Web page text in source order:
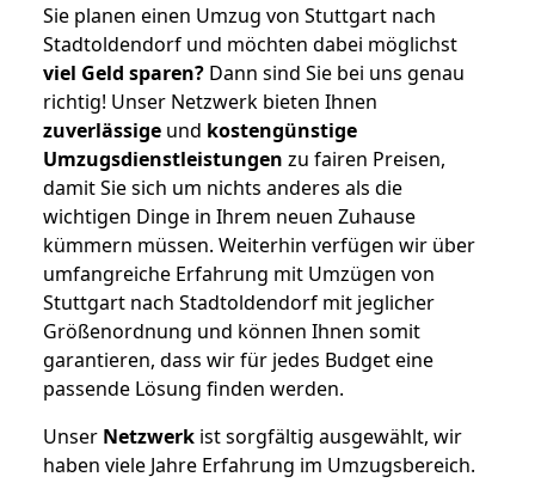
Sie planen einen Umzug von Stuttgart nach
Stadtoldendorf und möchten dabei möglichst
viel Geld sparen? Dann sind Sie bei uns genau
richtig! Unser Netzwerk bieten Ihnen
zuverlässige und kostengünstige
Umzugsdienstleistungen zu fairen Preisen,
damit Sie sich um nichts anderes als die
wichtigen Dinge in Ihrem neuen Zuhause
kümmern müssen. Weiterhin verfügen wir über
umfangreiche Erfahrung mit Umzügen von
Stuttgart nach Stadtoldendorf mit jeglicher
Größenordnung und können Ihnen somit
garantieren, dass wir für jedes Budget eine
passende Lösung finden werden.
Unser Netzwerk ist sorgfältig ausgewählt, wir
haben viele Jahre Erfahrung im Umzugsbereich.